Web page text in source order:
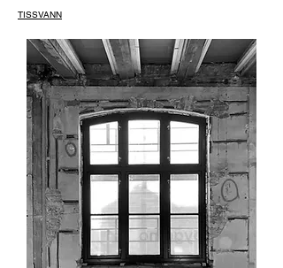
TISSVANN